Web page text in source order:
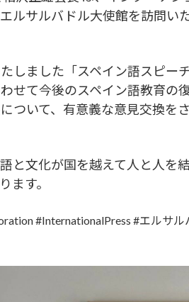
ルサルバドル大使館を訪問い
しました「スペイン語スピー
せて今後のスペイン語教育の
ついて、有意義な意見交換を
と文化が国を越えて人と人を
ます。
#InternationalPress #エルサ